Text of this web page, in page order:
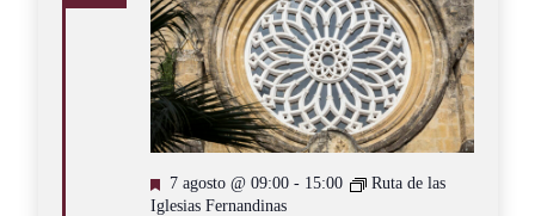
Destacado
7 agosto @ 09:00- 15:00
Ruta de las
Iglesias Fernandinas